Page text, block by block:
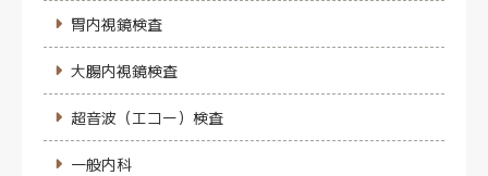
胃内視鏡検査
大腸内視鏡検査
超音波（エコー）検査
一般内科